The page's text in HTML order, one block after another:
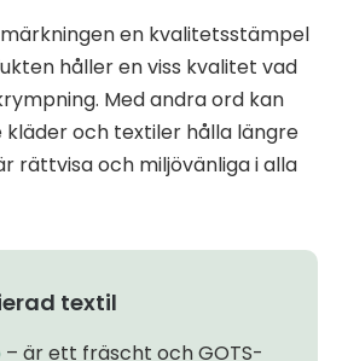
en kvalitetsstämpel
håller en viss kvalitet vad
Med andra ord kan
och textiler hålla längre
rättvisa och miljövänliga i alla
textil
– är ett fräscht och GOTS-